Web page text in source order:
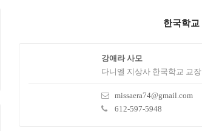
한국학교
강애라 사모
다니엘 지상사 한국학교 교장
missaera74@gmail.com
612-597-5948